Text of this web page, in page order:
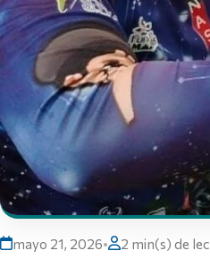
mayo 21, 2026• 2 min(s) de